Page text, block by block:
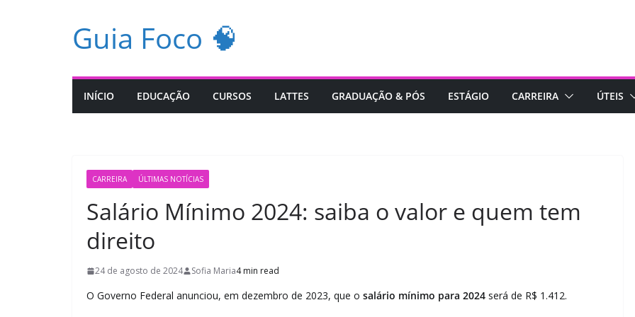
Guia Foco 🧠
INÍCIO EDUCAÇÃO CURSOS LATTES GRADUAÇÃO & PÓS ESTÁGIO CARREIRA ÚTEIS
CARREIRA ÚLTIMAS NOTÍCIAS
Salário Mínimo 2024: saiba o valor e quem tem
direito
24 de agosto de 2024 Sofia Maria4 min read
O Governo Federal anunciou, em dezembro de 2023, que o salário mínimo para 2024 será de R$ 1.412.